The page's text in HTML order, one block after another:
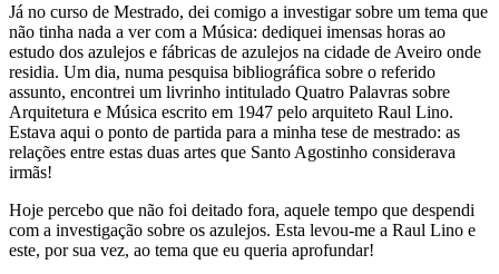
Já no curso de Mestrado, dei comigo a investigar sobre um tema que
não tinha nada a ver com a Música: dediquei imensas horas ao
estudo dos azulejos e fábricas de azulejos na cidade de Aveiro onde
residia. Um dia, numa pesquisa bibliográfica sobre o referido
assunto, encontrei um livrinho intitulado Quatro Palavras sobre
Arquitetura e Música escrito em 1947 pelo arquiteto Raul Lino.
Estava aqui o ponto de partida para a minha tese de mestrado: as
relações entre estas duas artes que Santo Agostinho considerava
irmãs!
Hoje percebo que não foi deitado fora, aquele tempo que despendi
com a investigação sobre os azulejos. Esta levou-me a Raul Lino e
este, por sua vez, ao tema que eu queria aprofundar!